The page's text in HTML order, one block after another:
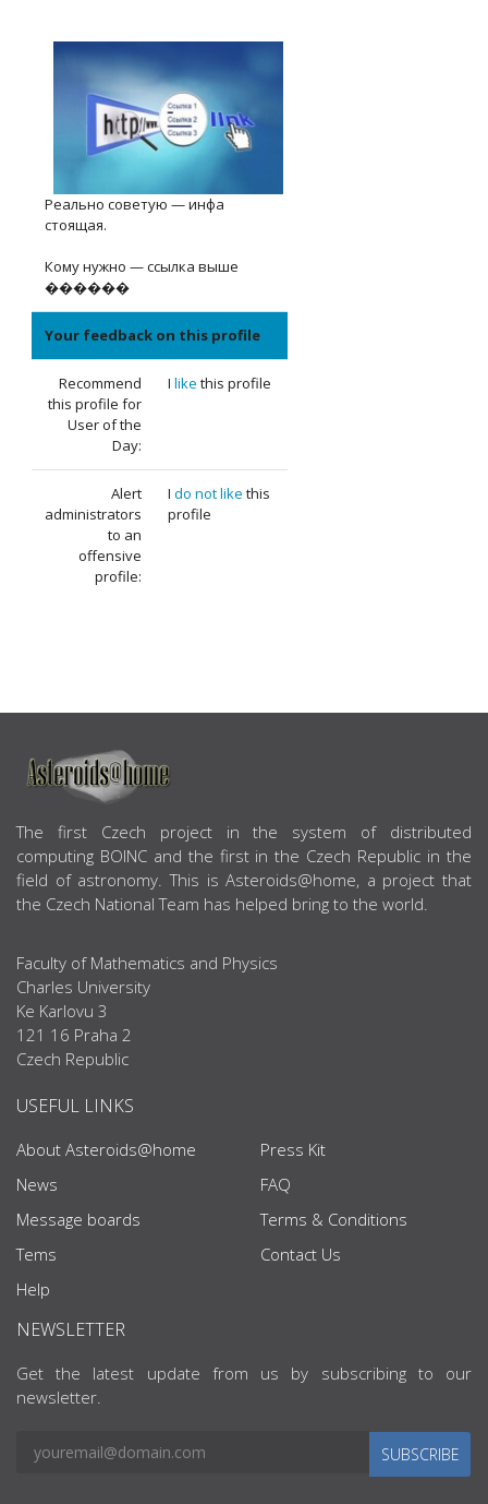
Реально советую — инфа
стоящая.
Кому нужно — ссылка выше
������
Your feedback on this profile
Recommend
this profile for
User of the
Day:
I like this profile
Alert
administrators
to an
offensive
profile:
I do not like this
profile
ABOUT US
The first Czech project in the system of distributed
computing BOINC and the first in the Czech Republic in the
field of astronomy. This is Asteroids@home, a project that
the Czech National Team has helped bring to the world.
Faculty of Mathematics and Physics
Charles University
Ke Karlovu 3
121 16 Praha 2
Czech Republic
USEFUL LINKS
About Asteroids@home
News
Message boards
Tems
Help
Press Kit
FAQ
Terms & Conditions
Contact Us
NEWSLETTER
Get the latest update from us by subscribing to our
newsletter.
SUBSCRIBE